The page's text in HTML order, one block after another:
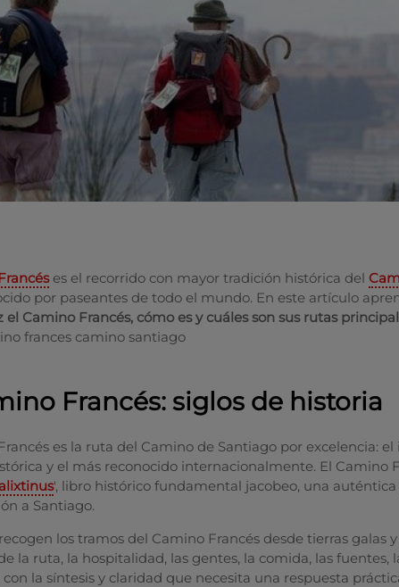
es el recorrido con mayor tradición histórica del
por paseantes de todo el mundo. En este artículo
el Camino Francés, cómo es y cuáles son sus rutas
Francés: siglos de historia
es la ruta del Camino de Santiago por excelencia:
y el más reconocido internacionalmente. El Camino
', libro histórico fundamental jacobeo, una
a Santiago.
los tramos del Camino Francés desde tierras galas
la ruta, la hospitalidad, las gentes, la comida, las fuentes,
con la síntesis y claridad que necesita una respuesta